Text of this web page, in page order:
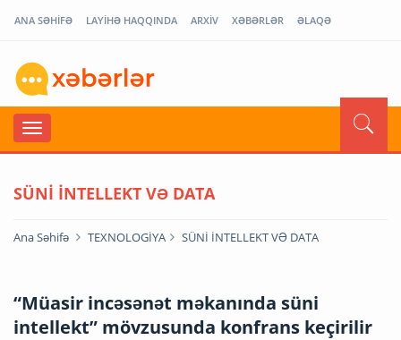
ANA SƏHİFƏ LAYİHƏ HAQQINDA ARXİV XƏBƏRLƏR ƏLAQƏ
SÜNİ İNTELLEKT VƏ DATA
Ana Səhifə TEXNOLOGİYA SÜNİ İNTELLEKT VƏ DATA
“Müasir incəsənət məkanında süni
intellekt” mövzusunda konfrans keçirilir